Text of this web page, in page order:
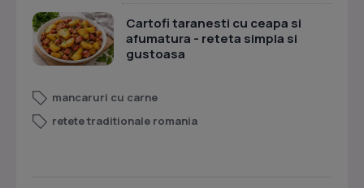
Cartofi taranesti cu ceapa si
afumatura - reteta simpla si
gustoasa
mancaruri cu carne
retete traditionale romania